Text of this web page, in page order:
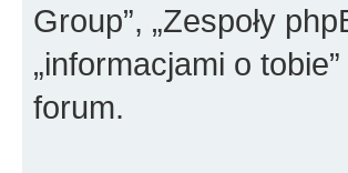
Group”, „Zespoły
„informacjami o
forum.